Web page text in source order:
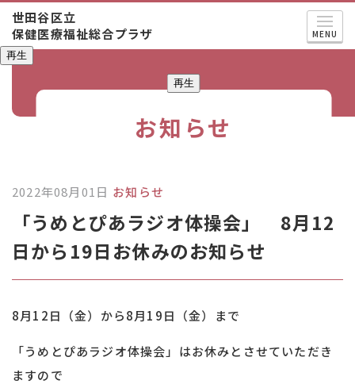
世田谷区立
保健医療福祉総合プラザ
MENU
再生
再生
お知らせ
2022年08月01日 お知らせ
「うめとぴあラジオ体操会」 8月12
日から19日お休みのお知らせ
8月12日（金）から8月19日（金）まで
「うめとぴあラジオ体操会」はお休みとさせていただき
ますので